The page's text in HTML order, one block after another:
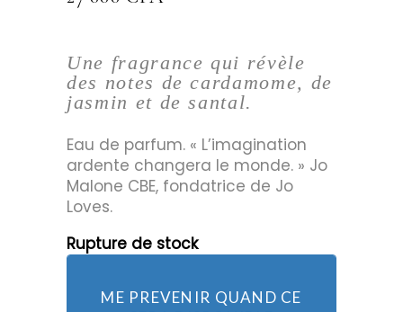
Une fragrance qui révèle
des notes de cardamome, de
jasmin et de santal.
Eau de parfum. « L’imagination
ardente changera le monde. » Jo
Malone CBE, fondatrice de Jo
Loves.
Rupture de stock
ME PREVENIR QUAND CE